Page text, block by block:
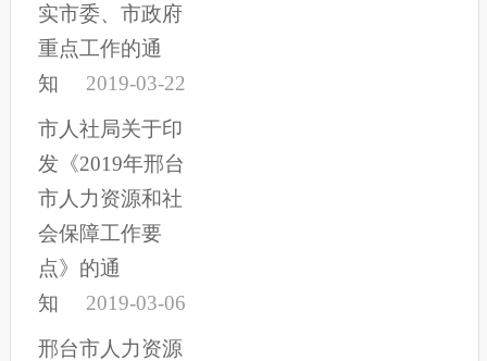
实市委、市政府
重点工作的通
知
2019-03-22
市人社局关于印
发《2019年邢台
市人力资源和社
会保障工作要
点》的通
知
2019-03-06
邢台市人力资源